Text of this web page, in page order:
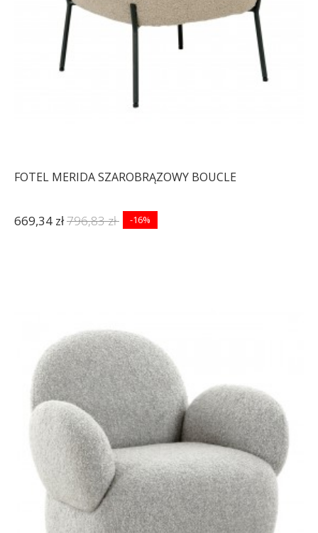
FOTEL MERIDA SZAROBRĄZOWY BOUCLE
669,34 zł796,83 zł -16%